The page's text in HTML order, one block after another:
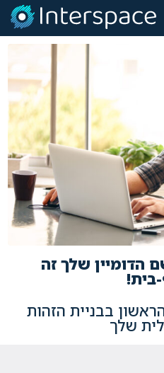
הדומיין שלך זה
בית!
בבניית הזהות
שלך